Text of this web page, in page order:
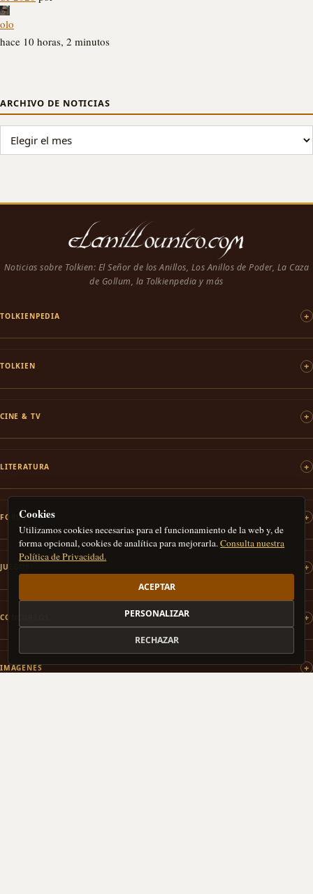
olo
hace 10 horas, 2 minutos
ARCHIVO DE NOTICIAS
ARCHIVO DE NOTICIAS
Noticias sobre Tolkien: El Señor de los Anillos, Los Anillos de Poder, La Caza
de Gollum, la Tolkienpedia y más
TOLKIENPEDIA
TOLKIEN
CINE & TV
LITERATURA
FOROS
JUEGOS
CONCURSOS
IMÁGENES
Cookies
Utilizamos cookies necesarias para el funcionamiento de la web y, de
forma opcional, cookies de analítica para mejorarla.Consulta nuestra
Política de Privacidad.
ACEPTAR
PERSONALIZAR
RECHAZAR